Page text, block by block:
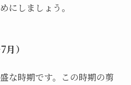
にしましょう。
）
な時期です。この時期の剪